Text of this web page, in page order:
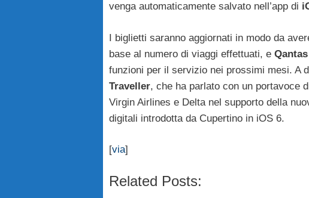
venga automaticamente salvato nell’app di
I biglietti saranno aggiornati in modo da
base al numero di viaggi effettuati, e Qantas
funzioni per il servizio nei prossimi mesi. A
Traveller, che ha parlato con un portavoce
Virgin Airlines e Delta nel supporto della
digitali introdotta da Cupertino in iOS 6.
[via]
Related Posts: